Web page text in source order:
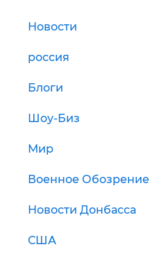
Новости
россия
Блоги
Шоу-Биз
Мир
Военное Обозрение
Новости Донбасса
США